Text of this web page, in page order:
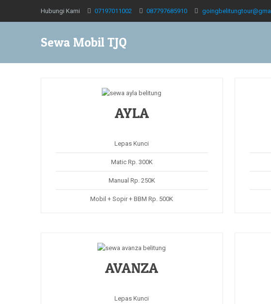
Hubungi Kami 07197011002 087797685910
Sewa Mobil TJQ
AYLA
Lepas Kunci
Matic Rp. 300K
Manual Rp. 250K
Mobil + Sopir + BBM Rp. 500K
AVANZA
Lepas Kunci